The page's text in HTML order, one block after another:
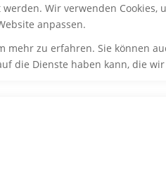
Wir verwenden
anpassen.
zu erfahren. Sie können
die Dienste haben kann, die